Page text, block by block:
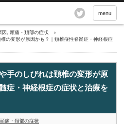
menu
因
頭痛・頚部の症状
の変形が原因かも？｜頚椎症性脊髄症・神経根症
手のしびれは頚椎の変形が原
症・神経根症の症状と治療を
頭痛・頚部の症状